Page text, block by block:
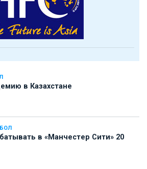
в Казахстане
в «Манчестер Сити» 20